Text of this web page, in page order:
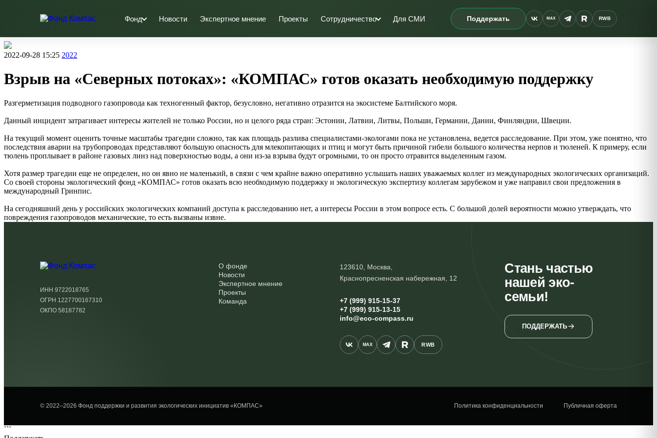
Фонд Новости Экспертное мнение Проекты Сотрудничество Для СМИ Поддержать MAX RWB
2022-09-28 15:25 2022
Взрыв на «Северных потоках»: «КОМПАС» готов оказать необходимую поддержку
Разгерметизация подводного газопровода как техногенный фактор, безусловно, негативно отразится на экосистеме Балтийского моря.
Данный инцидент затрагивает интересы жителей не только России, но и целого ряда стран: Эстонии, Латвии, Литвы, Польши, Германии, Дании, Финляндии, Швеции.
На текущий момент оценить точные масштабы трагедии сложно, так как площадь разлива специалистами-экологами пока не установлена, ведется расследование. При этом, уже понятно, что
последствия аварии на трубопроводах представляют большую опасность для млекопитающих и птиц и могут быть причиной гибели большого количества нерпов и тюленей. К примеру, если
тюлень проплывает в районе газовых линз над поверхностью воды, а они из-за взрыва будут огромными, то он просто отравится выделенным газом.
Хотя размер трагедии еще не определен, но он явно не маленький, в связи с чем крайне важно оперативно услышать наших уважаемых коллег из международных экологических организаций.
Со своей стороны экологический фонд «КОМПАС» готов оказать всю необходимую поддержку и экологическую экспертизу коллегам зарубежом и уже направил свои предложения в
международный Гринпис.
На сегодняшний день у российских экологических компаний доступа к расследованию нет, а интересы России в этом вопросе есть. С большой долей вероятности можно утверждать, что
повреждения газопроводов механические, то есть вызваны извне.
ИНН 9722018765
ОГРН 1227700167310
ОКПО 58187782
О фонде
Новости
Экспертное мнение
Проекты
Команда
123610, Москва,
Краснопресненская набережная, 12
+7 (999) 915-15-37
+7 (999) 915-13-15
info@eco-compass.ru
MAX RWB
Стань частью
нашей эко-
семьи!
ПОДДЕРЖАТЬ
© 2022–2026 Фонд поддержки и развития экологических инициатив «КОМПАС» Политика конфиденциальности Публичная оферта
```